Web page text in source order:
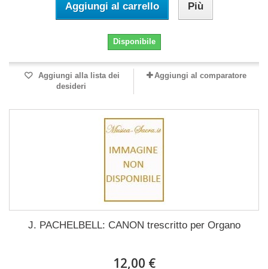
Aggiungi al carrello Più
Disponibile
Aggiungi alla lista dei
desideri
Aggiungi al comparatore
J. PACHELBELL: CANON trescritto per Organo
12,00 €